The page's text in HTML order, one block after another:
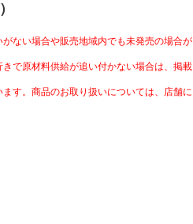
ない場合や販売地域内でも未発売の場合が
で原材料供給が追い付かない場合は、掲載
す。商品のお取り扱いについては、店舗に